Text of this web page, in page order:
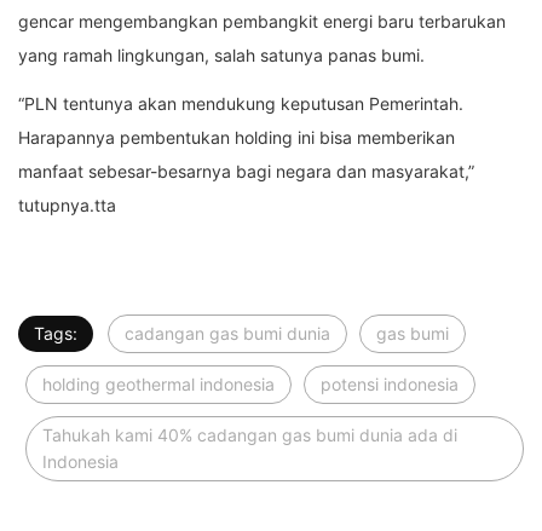
gencar mengembangkan pembangkit energi baru terbarukan
yang ramah lingkungan, salah satunya panas bumi.
“PLN tentunya akan mendukung keputusan Pemerintah.
Harapannya pembentukan holding ini bisa memberikan
manfaat sebesar-besarnya bagi negara dan masyarakat,”
tutupnya.tta
Tags: cadangan gas bumi dunia gas bumi
holding geothermal indonesia potensi indonesia
Tahukah kami 40% cadangan gas bumi dunia ada di
Indonesia